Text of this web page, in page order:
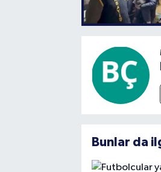
Bunlar da